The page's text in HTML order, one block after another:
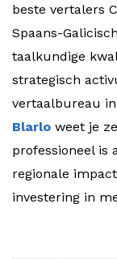
beste vertalers
Spaans-
taalkundige
strategisch
vertaalbureau in
Blarlo weet je
professioneel is
regionale
investering in